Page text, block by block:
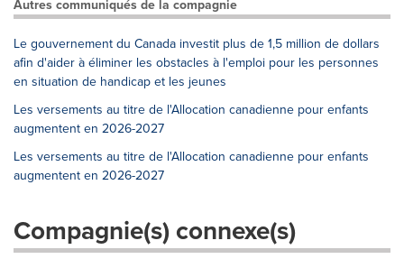
Autres communiqués de la compagnie
Le gouvernement du Canada investit plus de 1,5 million de dollars
afin d'aider à éliminer les obstacles à l'emploi pour les personnes
en situation de handicap et les jeunes
Les versements au titre de l'Allocation canadienne pour enfants
augmentent en 2026-2027
Les versements au titre de l'Allocation canadienne pour enfants
augmentent en 2026-2027
Compagnie(s) connexe(s)